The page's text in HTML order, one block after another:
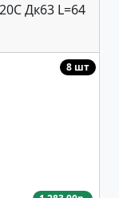
Дк63 L=64
8 шт